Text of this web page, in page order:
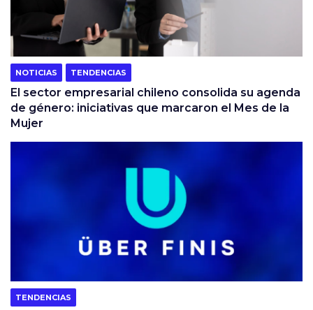
NOTICIAS TENDENCIAS
El sector empresarial chileno consolida su agenda
de género: iniciativas que marcaron el Mes de la
Mujer
TENDENCIAS